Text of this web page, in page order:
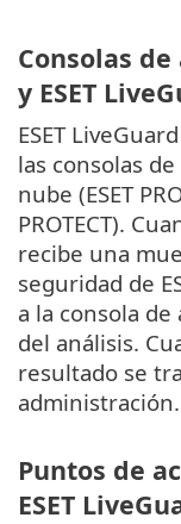
Consolas
y ESET
ESET
las consolas
nube (ESET
PROTECT).
recibe una
seguridad de
a la consola
del análisis.
resultado se
administración.
Puntos de
ESET